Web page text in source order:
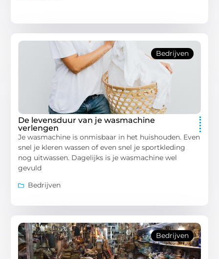
Bedrijven
De levensduur van je wasmachine
verlengen
Je wasmachine is onmisbaar in het huishouden. Even
snel je kleren wassen of even snel je sportkleding
nog uitwassen. Dagelijks is je wasmachine wel
gevuld
Bedrijven
Bedrijven